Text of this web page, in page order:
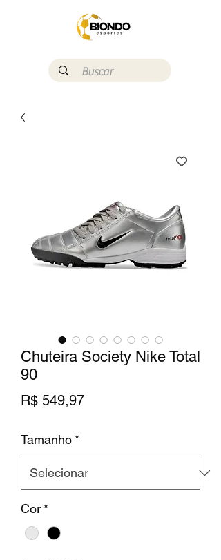
Chuteira Society Nike Total
90
R$ 549,97Preço
Tamanho *
Cor *